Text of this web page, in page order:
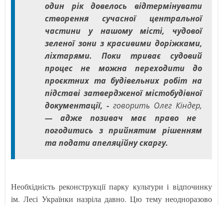
один рік довелось відтермінувати
створення сучасної центральної
частини у нашому місті, чудової
зеленої зони з красивими доріжками,
ліхтарями. Поки триває судовий
процес не можна переходити до
проєктних та будівельних робіт на
підставі затвердженої містобудівної
документації, - говорить Олег Кіндер,
— адже позивач має право не
погодитись з прийнятим рішенням
та подати апеляційну скаргу.
Необхідність реконструкції парку культури і відпочинку
ім. Лесі Українки назріла давно. Цю тему неодноразово